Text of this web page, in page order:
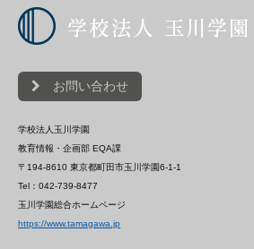
お問い合わせ
学校法人玉川学園
教育情報・企画部 EQA課
〒194-8610 東京都町田市玉川学園6-1-1
Tel：042-739-8477
玉川学園総合ホームページ
https://www.tamagawa.jp